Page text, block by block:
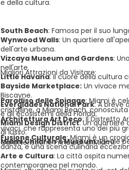
Caratteristiche Principali di Miami:
Paradiso delle Spiagge:Miami è
cristalline, a Miami Beach,
Architettura Art Deco:Il Distretto
vivaci, che rappresenta uno dei più
Fusione Culturale:Miami è un
danza, e una scena culinaria
Arte e Cultura: La città ospita
contemporanea nel mondo.
Migliori Attrazioni da Visitare:
South Beach: Famosa per il suo
Wynwood Walls: Un quartiere
dell'arte urbana.
Vizcaya Museum and Gardens:
nell'arte.
Little Havana:Il cuore della cultura
Bayside Marketplace: Un vivace
Biscayne.
Everglades National Park:A breve
e gli ecosistemi della Florida.
Miami Design District:Un quartiere
di lusso.
Miami Children's Museum:Ideale
e della cultura.